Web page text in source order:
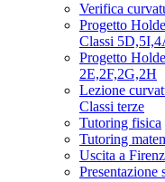
Verifica
Progetto
Classi
Progetto
2E,2F,2G,2H
Lezione
Classi terze
Tutoring fisica
Tutoring
Uscita a